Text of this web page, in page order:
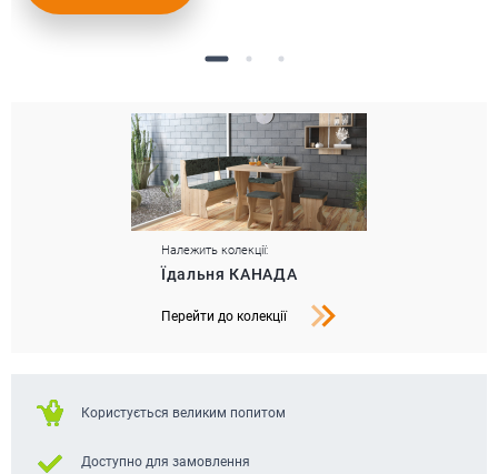
Належить колекції:
Їдальня КАНАДА
Перейти до колекції
Користується великим попитом
Доступно для замовлення